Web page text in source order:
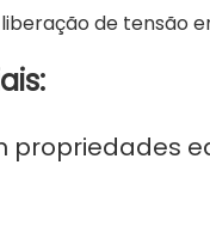
propriedades